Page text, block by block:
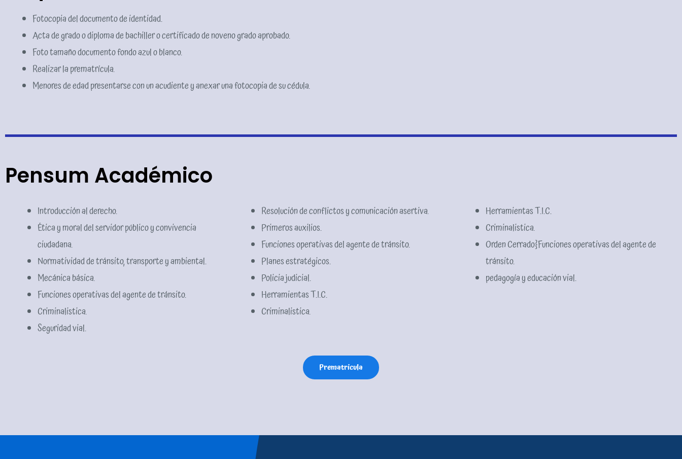
Fotocopia del documento de identidad.
Acta de grado o diploma de bachiller o certificado de noveno grado aprobado.
Foto tamaño documento fondo azul o blanco.
Realizar la prematrícula.
Menores de edad presentarse con un acudiente y anexar una fotocopia de su cédula.
Pensum Académico
Introducción al derecho.
Ética y moral del servidor público y convivencia
ciudadana.
Normatividad de tránsito, transporte y ambiental.
Mecánica básica.
Funciones operativas del agente de tránsito.
Criminalistica.
Seguridad vial.
Resolución de conflictos y comunicación asertiva.
Primeros auxilios.
Funciones operativas del agente de tránsito.
Planes estratégicos.
Policia judicial.
Herramientas T.I.C.
Criminalistica.
Herramientas T.I.C.
Criminalistica.
Orden Cerrado}Funciones operativas del agente de
tránsito.
pedagogía y educación vial.
Prematricula